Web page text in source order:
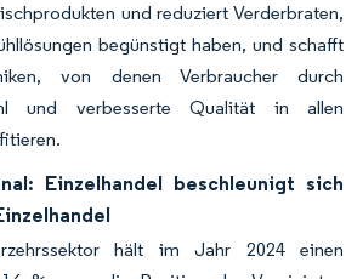
und reduziert Verderbraten,
begünstigt haben, und schafft
von denen Verbraucher durch
und verbesserte Qualität in allen
Einzelhandel beschleunigt sich
hält im Jahr 2024 einen